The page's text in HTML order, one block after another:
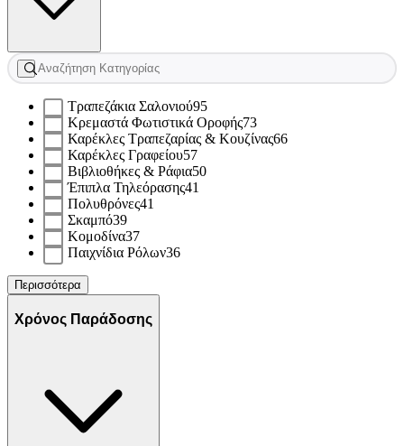
Τραπεζάκια Σαλονιού95
Κρεμαστά Φωτιστικά Οροφής73
Καρέκλες Τραπεζαρίας & Κουζίνας66
Καρέκλες Γραφείου57
Βιβλιοθήκες & Ράφια50
Έπιπλα Τηλεόρασης41
Πολυθρόνες41
Σκαμπό39
Κομοδίνα37
Παιχνίδια Ρόλων36
Περισσότερα
Χρόνος Παράδοσης